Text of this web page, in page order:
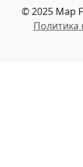
© 2025 Map
Политика